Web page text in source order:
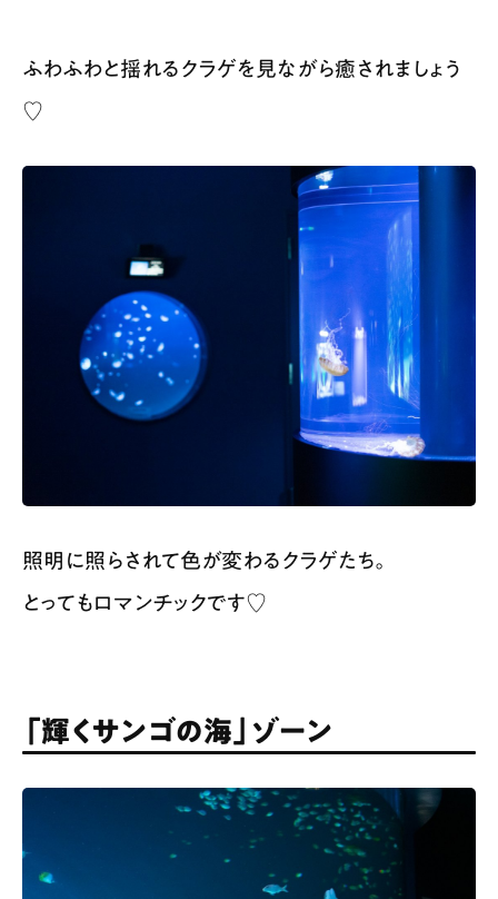
ふわふわと揺れるクラゲを見ながら癒されましょう
♡
照明に照らされて色が変わるクラゲたち。
とってもロマンチックです♡
「輝くサンゴの海」ゾーン